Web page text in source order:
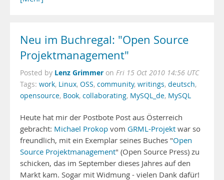
Neu im Buchregal: "Open Source
Projektmanagement"
Posted by Lenz Grimmer on Fri 15 Oct 2010 14:56 UTC
Tags: work, Linux, OSS, community, writings, deutsch,
opensource, Book, collaborating, MySQL_de, MySQL
Heute hat mir der Postbote Post aus Österreich
gebracht: Michael Prokop vom GRML-Projekt war so
freundlich, mit ein Exemplar seines Buches "Open
Source Projektmanagement" (Open Source Press) zu
schicken, das im September dieses Jahres auf den
Markt kam. Sogar mit Widmung - vielen Dank dafür!